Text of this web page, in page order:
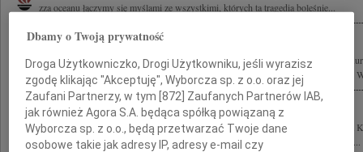
zza oceanu łączymy się myślami ze wszystkimi, których ta tragedia boleśnie...
Z powodu tragicznej śmierci naszego Kolegi, wybitnego architekta prof. Stefana
Przyjaciołom oraz Współpracownikom składamy wyrazy głębokiego współczucia.
Z wielkim smutkiem i żalem żegnam tragicznie zmarłego Kolegę profesora
tragedii składam wyrazy współczucia prof. Ewie Kuryłowicz wszystkim Bliskim i...
Dbamy o Twoją prywatność
Droga Użytkowniczko, Drogi Użytkowniku, jeśli wyrazisz
zgodę klikając "Akceptuję", Wyborcza sp. z o.o. oraz jej
Zaufani Partnerzy, w tym [872 ] Zaufanych Partnerów IAB,
jak również Agora S.A. będąca spółką powiązaną z
Wyborcza sp. z o.o., będą przetwarzać Twoje dane
osobowe takie jak adresy IP, adresy e-mail czy